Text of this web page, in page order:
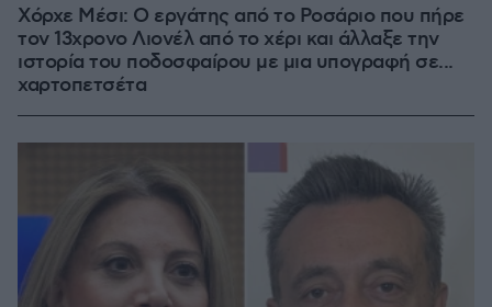
Χόρχε Μέσι: Ο εργάτης από το Ροσάριο που πήρε
τον 13χρονο Λιονέλ από το χέρι και άλλαξε την
ιστορία του ποδοσφαίρου με μια υπογραφή σε...
χαρτοπετσέτα